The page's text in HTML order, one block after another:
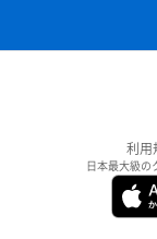
利用
日本最大級の